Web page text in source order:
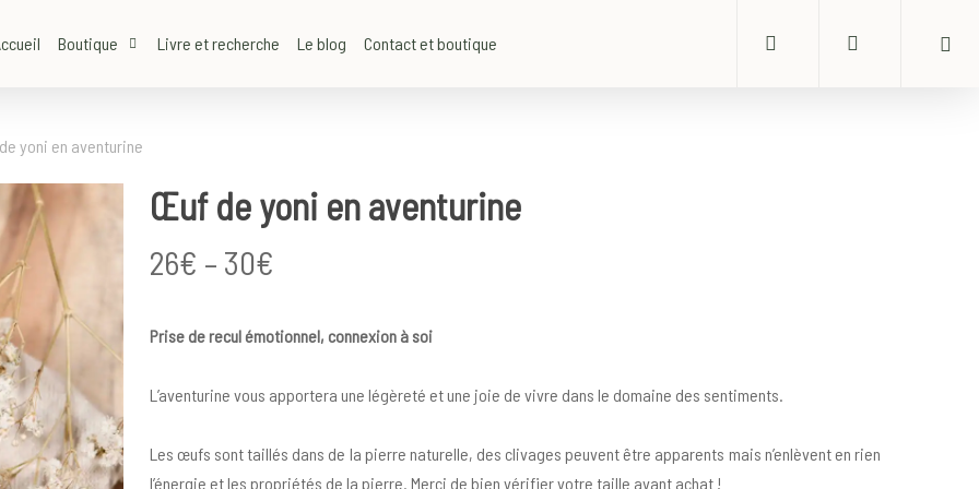
Boutique Livre et recherche Le blog Contact et boutique
yoni en aventurine
Œuf de yoni en aventurine
26€ – 30€
26€
30€
Prise de recul émotionnel, connexion à soi
L’aventurine vous apportera une légèreté et une joie de vivre dans le domaine des sentiments.
Les œufs sont taillés dans de la pierre naturelle, des clivages peuvent être apparents mais n’enlèvent en rien
l’énergie et les propriétés de la pierre. Merci de bien vérifier votre taille avant achat !